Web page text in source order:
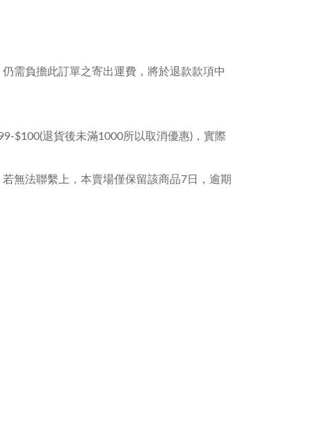
需負擔此訂單之寄出運費，將於退款款項中
$100(退貨後未滿1000所以取消優惠)，實際
無法聯繫上，本賣場僅保留該商品7日，逾期